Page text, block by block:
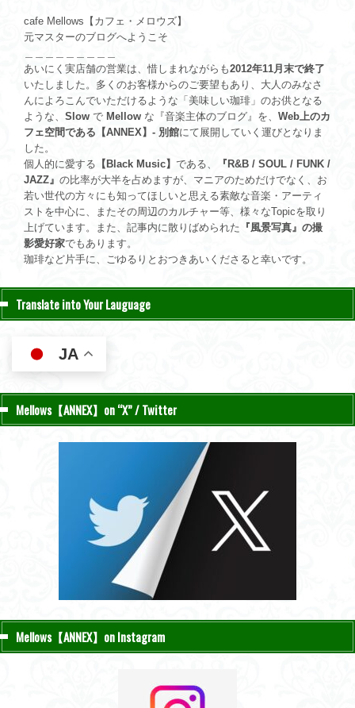
cafe Mellows【カフェ・メロウズ】
元マスターのブログへようこそ
あいにく実店舗の営業は、惜しまれながらも2012年11月末で終了
いたしました。多くのお客様からのご要望もあり、大人のみなさ
んによろこんでいただけるような「美味しい珈琲」のお供となる
ような、 Slow で Mellow な『音楽主体のブログ』を、 Web上のカ
フェ空間である【ANNEX】- 別館にて展開していく運びとなりま
した。
個人的に愛する 【Black Music】 である、
『R&B / SOUL / FUNK /
JAZZ』 の比率が大半を占めますが、マニアのためだけでなく、お
若い世代の方々にも知ってほしいと思える素敵な音楽・アーティ
ストを中心に、またその周辺のカルチャー等、様々なTopicを取り
上げています。また、記事内に散りばめられた 『風景写真』の撮
影愛好家でもあります。
珈琲など片手に、ごゆるりとおつきあいくださると幸いです。
Translate into Your Lauguage
JA
Mellows【ANNEX】on “X” / Twitter
Mellows【ANNEX】on Instagram